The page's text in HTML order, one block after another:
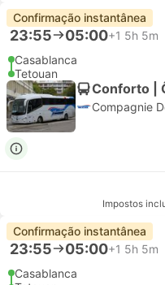
Confirmação instantânea
23:55 05:00+1 5h 5m
Casablanca
Tetouan
Conforto |
Compagnie
Impostos
Confirmação instantânea
23:55 05:00+1 5h 5m
Casablanca